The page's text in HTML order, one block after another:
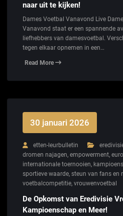
naar uit te kijken!
Dames Voetbal Vanavond Live
Vanavond staat er een spannende
liefhebbers van damesvoetbal.
tegen elkaar opnemen in een…
Read More
30 januari 2026
etten-leurbulletin
dromen najagen, empowerment,
internationale toernooien,
sportieve waarde, steun van fans en
voetbalcompetitie, vrouwenvoetbal
De Opkomst van Eredivisie
Kampioenschap en Meer!